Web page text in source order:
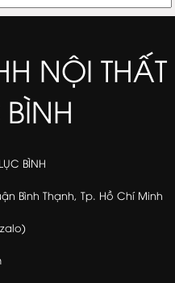
NỘI THẤT
BÌNH
Bình Thạnh, Tp. Hồ Chí Minh